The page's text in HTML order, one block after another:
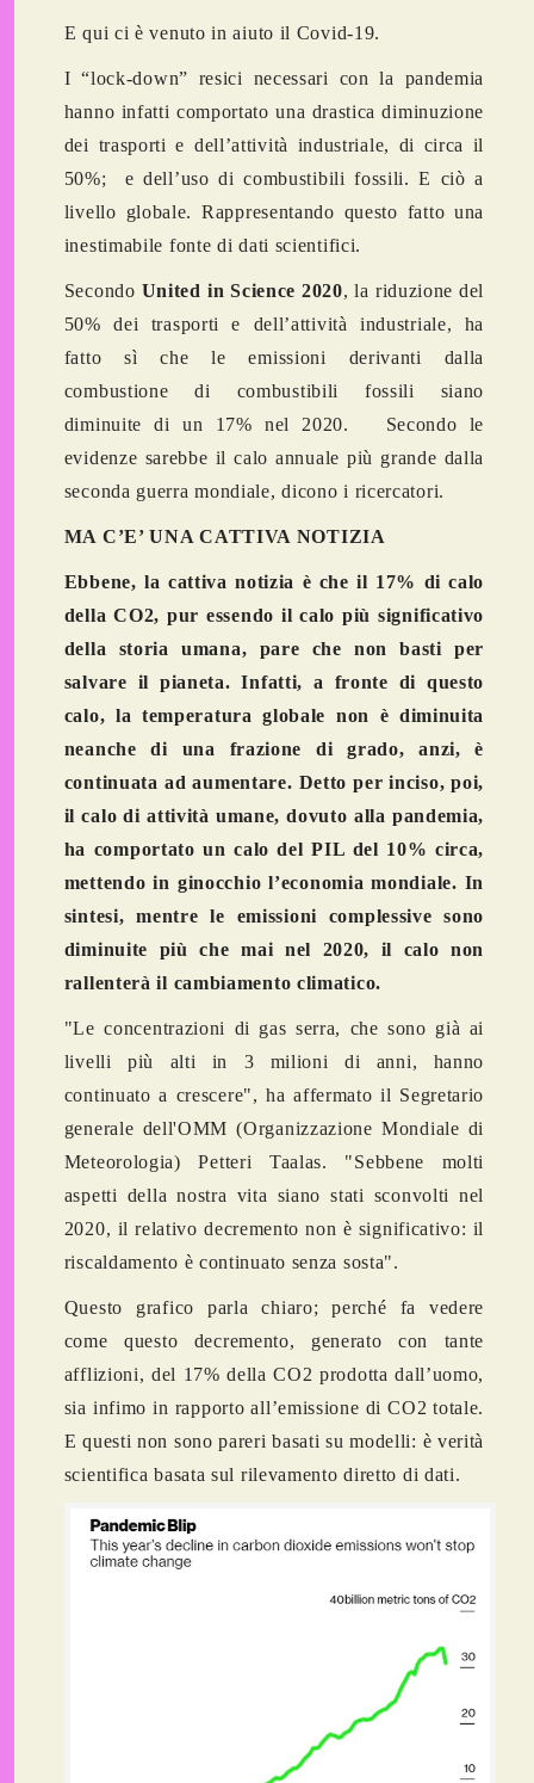
E qui ci è venuto in aiuto il Covid-19.
I “lock-down” resici necessari con la pandemia
hanno infatti comportato una drastica diminuzione
dei trasporti e dell’attività industriale, di circa il
50%; e dell’uso di combustibili fossili. E ciò a
livello globale. Rappresentando questo fatto una
inestimabile fonte di dati scientifici.
Secondo United in Science 2020, la riduzione del
50% dei trasporti e dell’attività industriale, ha
fatto sì che le emissioni derivanti dalla
combustione di combustibili fossili siano
diminuite di un 17% nel 2020. Secondo le
evidenze sarebbe il calo annuale più grande dalla
seconda guerra mondiale, dicono i ricercatori.
MA C’E’ UNA CATTIVA NOTIZIA
Ebbene, la cattiva notizia è che il 17% di calo
della CO2, pur essendo il calo più significativo
della storia umana, pare che non basti per
salvare il pianeta. Infatti, a fronte di questo
calo, la temperatura globale non è diminuita
neanche di una frazione di grado, anzi, è
continuata ad aumentare. Detto per inciso, poi,
il calo di attività umane, dovuto alla pandemia,
ha comportato un calo del PIL del 10% circa,
mettendo in ginocchio l’economia mondiale. In
sintesi, mentre le emissioni complessive sono
diminuite più che mai nel 2020, il calo non
rallenterà il cambiamento climatico.
"Le concentrazioni di gas serra, che sono già ai
livelli più alti in 3 milioni di anni, hanno
continuato a crescere", ha affermato il Segretario
generale dell'OMM (Organizzazione Mondiale di
Meteorologia) Petteri Taalas. "Sebbene molti
aspetti della nostra vita siano stati sconvolti nel
2020, il relativo decremento non è significativo: il
riscaldamento è continuato senza sosta".
Questo grafico parla chiaro; perché fa vedere
come questo decremento, generato con tante
afflizioni, del 17% della CO2 prodotta dall’uomo,
sia infimo in rapporto all’emissione di CO2 totale.
E questi non sono pareri basati su modelli: è verità
scientifica basata sul rilevamento diretto di dati.